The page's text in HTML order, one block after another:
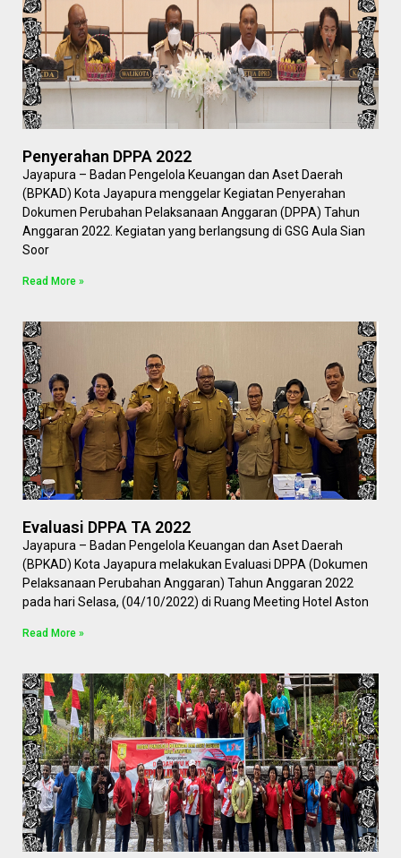
Penyerahan DPPA 2022
Jayapura – Badan Pengelola Keuangan dan Aset Daerah
(BPKAD) Kota Jayapura menggelar Kegiatan Penyerahan
Dokumen Perubahan Pelaksanaan Anggaran (DPPA) Tahun
Anggaran 2022. Kegiatan yang berlangsung di GSG Aula Sian
Soor
Read More »
Evaluasi DPPA TA 2022
Jayapura – Badan Pengelola Keuangan dan Aset Daerah
(BPKAD) Kota Jayapura melakukan Evaluasi DPPA (Dokumen
Pelaksanaan Perubahan Anggaran) Tahun Anggaran 2022
pada hari Selasa, (04/10/2022) di Ruang Meeting Hotel Aston
Read More »